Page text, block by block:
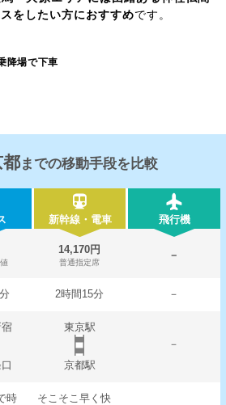
をしたい方におすすめです。
降場で下車
までの移動手段を比較
新幹線・電車 飛行機
14,170円
普通指定席
－
2時間15分 －
東京駅
－
京都駅
時
そこそこ早く快